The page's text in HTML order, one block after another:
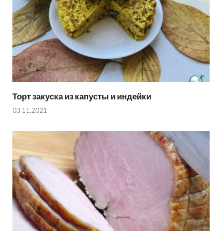
Торт закуска из капусты и индейки
03.11.2021